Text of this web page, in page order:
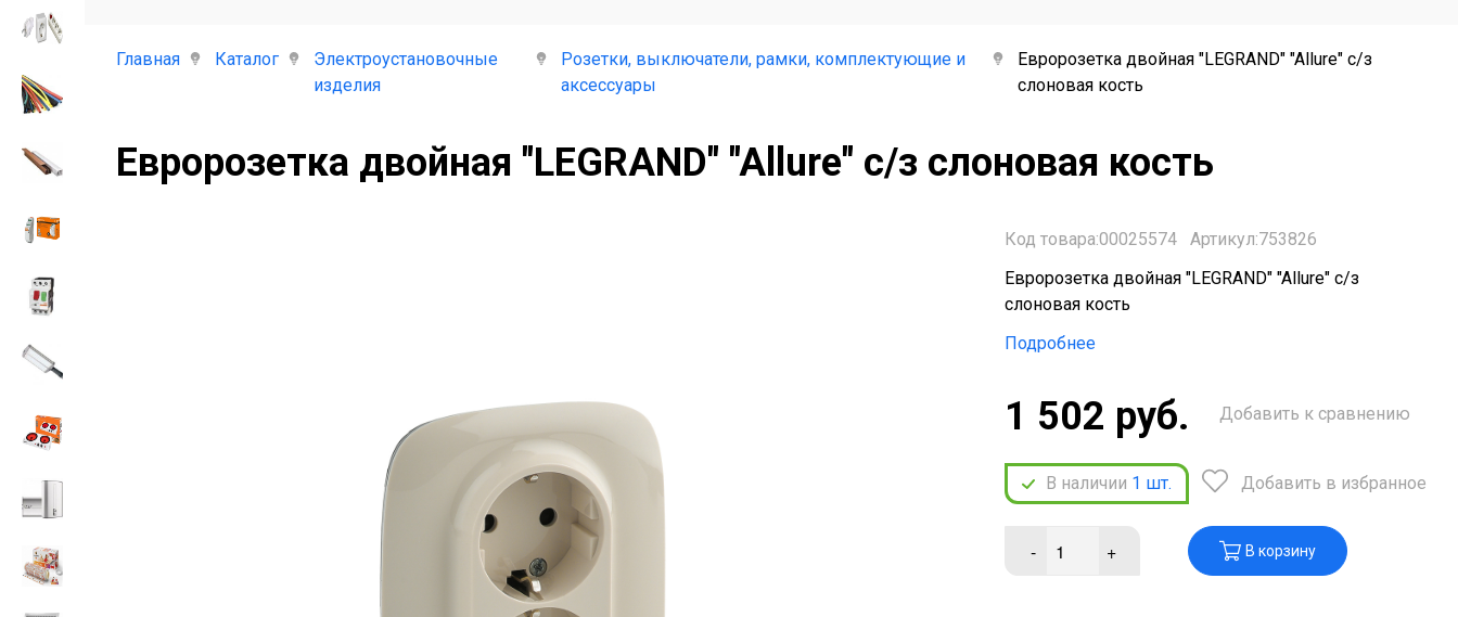
Главная Каталог
Электроустановочные
изделия
Розетки, выключатели, рамки, комплектующие и
аксессуары
Евророзетка двойная "LEGRAND" "Allure" с/з
слоновая кость
Евророзетка двойная "LEGRAND" "Allure" с/з слоновая кость
Код товара:00025574
Артикул:753826
Евророзетка двойная "LEGRAND" "Allure" с/з
слоновая кость
Подробнее
1 502 руб.
В наличии 1 шт.
Добавить к сравнению
Добавить в избранное
- + В корзину